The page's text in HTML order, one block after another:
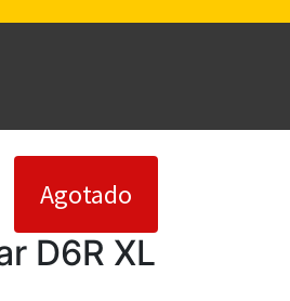
Agotado
D6R XL